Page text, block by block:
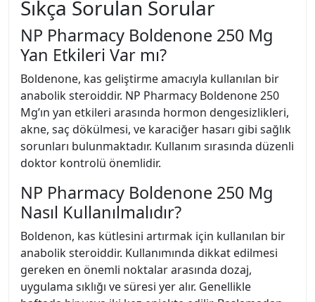
Sıkça Sorulan Sorular
NP Pharmacy Boldenone 250 Mg
Yan Etkileri Var mı?
Boldenone, kas geliştirme amacıyla kullanılan bir
anabolik steroiddir. NP Pharmacy Boldenone 250
Mg’ın yan etkileri arasında hormon dengesizlikleri,
akne, saç dökülmesi, ve karaciğer hasarı gibi sağlık
sorunları bulunmaktadır. Kullanım sırasında düzenli
doktor kontrolü önemlidir.
NP Pharmacy Boldenone 250 Mg
Nasıl Kullanılmalıdır?
Boldenon, kas kütlesini artırmak için kullanılan bir
anabolik steroiddir. Kullanımında dikkat edilmesi
gereken en önemli noktalar arasında dozaj,
uygulama sıklığı ve süresi yer alır. Genellikle